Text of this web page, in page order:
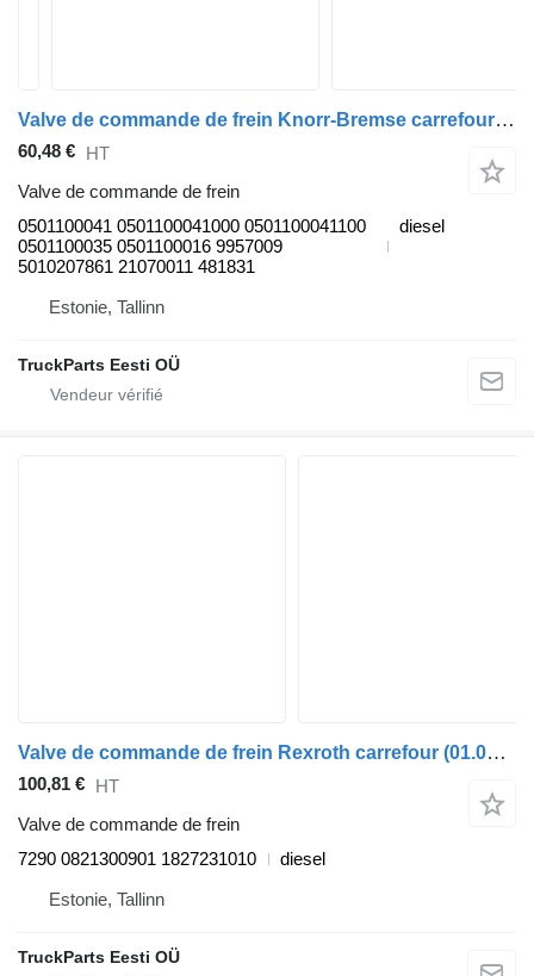
Valve de commande de frein Knorr-Bremse carrefour (01.06-) 0501100041 pour Irisbus Arway, Crossway, Crealis, Magelys, Proway, Daily Tourys (2006-)
60,48 € HT
Valve de commande de frein
0501100041 0501100041000 0501100041100
0501100035 0501100016 9957009
5010207861 21070011 481831
diesel
Estonie, Tallinn
TruckParts Eesti OÜ
Valve de commande de frein Rexroth carrefour (01.06-) 7290 pour Irisbus Arway, Crossway, Crealis, Magelys, Proway, Daily Tourys (2006-)
100,81 € HT
Valve de commande de frein
7290 0821300901 1827231010
diesel
Estonie, Tallinn
TruckParts Eesti OÜ